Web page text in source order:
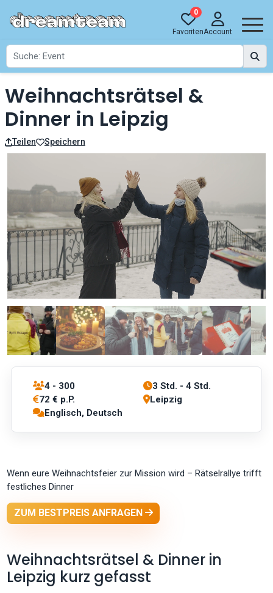
0
FavoritenAccount
Weihnachtsrätsel &
Dinner in Leipzig
Teilen Speichern
4 - 300
3 Std. - 4 Std.
72 € p.P.
Leipzig
Englisch, Deutsch
Wenn eure Weihnachtsfeier zur Mission wird – Rätselrallye trifft
festliches Dinner
ZUM BESTPREIS ANFRAGEN
Weihnachtsrätsel & Dinner in
Leipzig kurz gefasst